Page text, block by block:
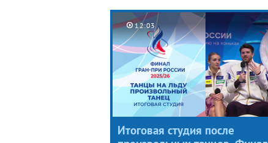
«питерцев» — 127,70 балла.
12:03
Итоговая студия после